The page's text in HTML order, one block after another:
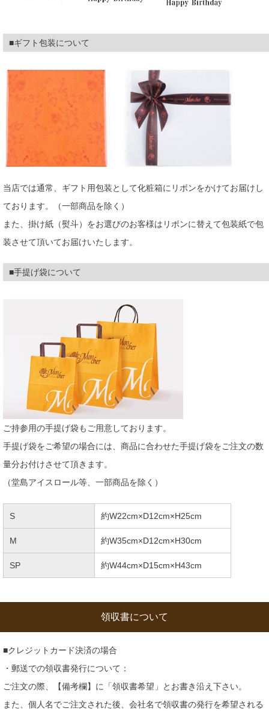
■ギフト包装について
当店では通常、ギフト用包装として化粧箱にリボンをかけてお届けし
ております。（一部商品を除く）
また、掛け紙（熨斗）をお選びのお客様はリボンに替えて包装紙で包
装させて頂いてお届けいたします。
■手提げ袋について
ご持参用の手提げ袋もご用意しております。
手提げ袋をご希望の場合には、商品に合わせた手提げ袋をご注文の数
量分お付けさせて頂きます。
（堂島アイスロール等、一部商品を除く）
S 約W22cm×D12cm×H25cm
M 約W35cm×D12cm×H30cm
SP 約W44cm×D15cm×H43cm
領収書について
■クレジットカード決済の場合
・郵送での領収書発行について：
ご注文の際、【備考欄】に「領収書希望」とお書き沿え下さい。
また、個人名でご注文された後、会社名で領収書の発行を希望される